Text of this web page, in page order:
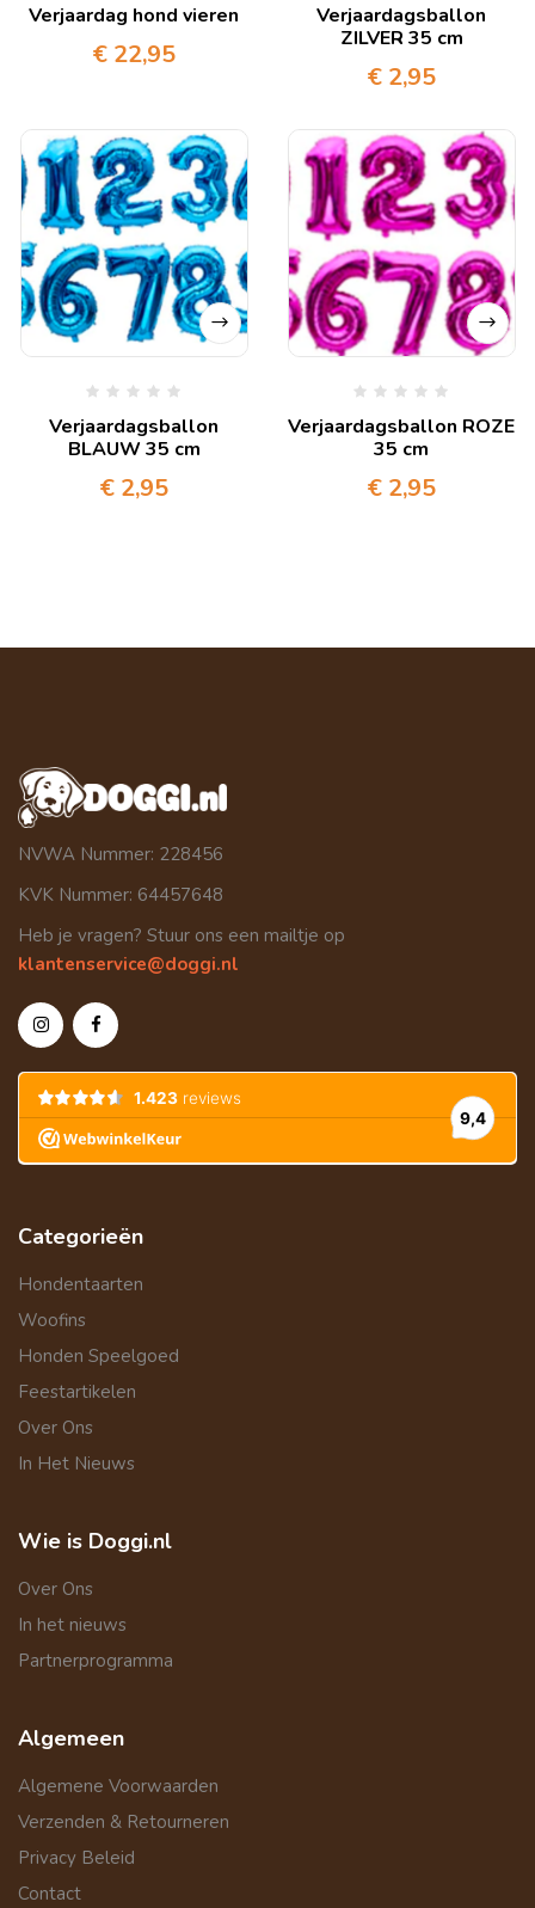
Verjaardag hond vieren
€ 22,95
Verjaardagsballon
ZILVER 35 cm
€ 2,95
Verjaardagsballon
BLAUW 35 cm
€ 2,95
Verjaardagsballon ROZE
35 cm
€ 2,95
NVWA Nummer: 228456
KVK Nummer: 64457648
Heb je vragen? Stuur ons een mailtje op
klantenservice@doggi.nl
Categorieën
Hondentaarten
Woofins
Honden Speelgoed
Feestartikelen
Over Ons
In Het Nieuws
Wie is Doggi.nl
Over Ons
In het nieuws
Partnerprogramma
Algemeen
Algemene Voorwaarden
Verzenden & Retourneren
Privacy Beleid
Contact